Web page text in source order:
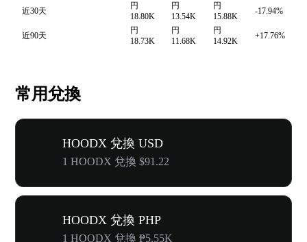
近30天
円
18.80K
円
13.54K
円
15.88K
-17.94%
近90天
円
18.73K
円
11.68K
円
14.92K
+17.76%
常用兌換
HOODX 兌換 USD
1 HOODX 兌換 $91.22
HOODX 兌換 PHP
1 HOODX 兌換 ₱5.55K